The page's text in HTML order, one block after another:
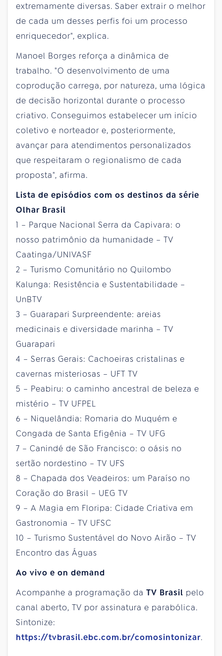
extremamente diversas. Saber extrair o melhor
de cada um desses perfis foi um processo
enriquecedor", explica.
Manoel Borges reforça a dinâmica de
trabalho. "O desenvolvimento de uma
coprodução carrega, por natureza, uma lógica
de decisão horizontal durante o processo
criativo. Conseguimos estabelecer um início
coletivo e norteador e, posteriormente,
avançar para atendimentos personalizados
que respeitaram o regionalismo de cada
proposta", afirma.
Lista de episódios com os destinos da série
Olhar Brasil
1 – Parque Nacional Serra da Capivara: o
nosso patrimônio da humanidade – TV
Caatinga/UNIVASF
2 – Turismo Comunitário no Quilombo
Kalunga: Resistência e Sustentabilidade –
UnBTV
3 – Guarapari Surpreendente: areias
medicinais e diversidade marinha – TV
Guarapari
4 – Serras Gerais: Cachoeiras cristalinas e
cavernas misteriosas – UFT TV
5 – Peabiru: o caminho ancestral de beleza e
mistério – TV UFPEL
6 – Niquelândia: Romaria do Muquém e
Congada de Santa Efigênia – TV UFG
7 – Canindé de São Francisco: o oásis no
sertão nordestino – TV UFS
8 – Chapada dos Veadeiros: um Paraíso no
Coração do Brasil – UEG TV
9 – A Magia em Floripa: Cidade Criativa em
Gastronomia – TV UFSC
10 – Turismo Sustentável do Novo Airão – TV
Encontro das Águas
Ao vivo e on demand
Acompanhe a programação da TV Brasil pelo
canal aberto, TV por assinatura e parabólica.
Sintonize:
https://tvbrasil.ebc.com.br/comosintonizar.